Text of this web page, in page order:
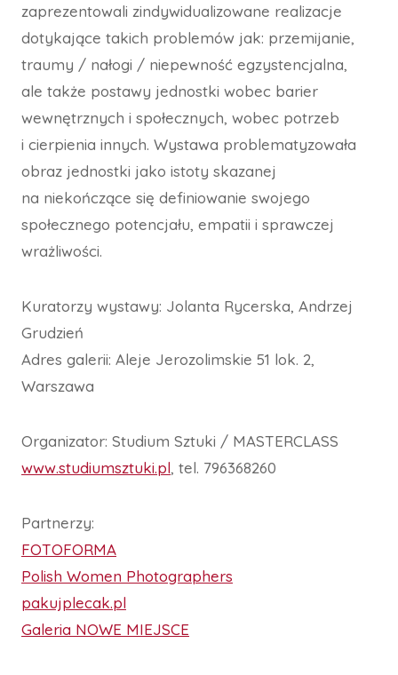
zaprezentowali zindywidualizowane realizacje
dotykające takich problemów jak: przemijanie,
traumy / nałogi / niepewność egzystencjalna,
ale także postawy jednostki wobec barier
wewnętrznych i społecznych, wobec potrzeb
i cierpienia innych. Wystawa problematyzowała
obraz jednostki jako istoty skazanej
na niekończące się definiowanie swojego
społecznego potencjału, empatii i sprawczej
wrażliwości.
Kuratorzy wystawy: Jolanta Rycerska, Andrzej
Grudzień
Adres galerii: Aleje Jerozolimskie 51 lok. 2,
Warszawa
Organizator: Studium Sztuki / MASTERCLASS
www.studiumsztuki.pl, tel. 796368260
Partnerzy:
FOTOFORMA
Polish Women Photographers
pakujplecak.pl
Galeria NOWE MIEJSCE